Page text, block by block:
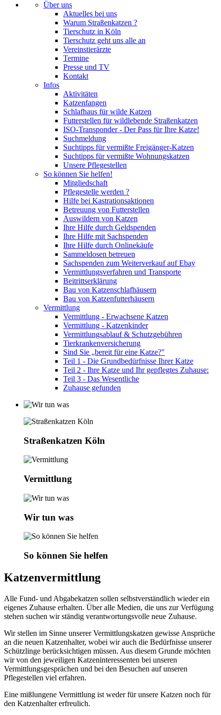
Über uns
Aktuelles bei uns
Warum Straßenkatzen ?
Tierschutz in Köln
Tierschutz geht uns alle an
Vereinstierärzte
Termine
Presse und TV
Kontakt
Infos
Aktivitäten
Katzenfangen
Schlafhaus für wilde Katzen
Futterstellen für wildlebende Straßenkatzen
ISO-Transponder - Der Pass für Ihre Katze!
Suchmeldung
Suchtipps für vermißte Freigänger-Katzen
Suchtipps für vermißte Wohnungskatzen
Unsere Pflegestellen
So können Sie helfen!
Mitgliedschaft
Pflegestelle werden ?
Hilfe bei Kastrationsaktionen
Betreuung von Futterstellen
Auswildern von Katzen
Ihre Hilfe durch Geldspenden
Ihre Hilfe mit Sachspenden
Ihre Hilfe durch Onlinekäufe
Sammeldosen betreuen
Sachspenden zum Weiterverkauf auf Ebay
Vermittlungsverfahren und Transporte
Beitrittserklärung
Bau von Katzenschlafhäusern
Bau von Katzenfutterhäusern
Vermittlung
Vermittlung - Erwachsene Katzen
Vermittlung - Katzenkinder
Vermittlungsablauf & Schutzgebühren
Tierkrankenversicherung
Sind Sie „bereit für eine Katze?"
Teil 1 - Die Grundbedürfnisse Ihrer Katze
Teil 2 - Ihre Katze und Ihr gepflegtes Zuhause:
Teil 3 - Das Wesentliche
Zuhause gefunden
Straßenkatzen Köln
Vermittlung
Wir tun was
So können Sie helfen
Katzenvermittlung
Alle Fund- und Abgabekatzen sollen selbstverständlich wieder ein
eigenes Zuhause erhalten. Über alle Medien, die uns zur Verfügung
stehen suchen wir ständig verantwortungsvolle neue Zuhause.
Wir stellen im Sinne unserer Vermittlungskatzen gewisse Ansprüche
an die neuen Katzenhalter, wobei wir auch die Bedürfnisse unserer
Schützlinge berücksichtigen müssen. Aus diesem Grunde möchten
wir von den jeweiligen Katzeninteressenten bei unseren
Vermittlungsgesprächen und bei den Besuchen auf unseren
Pflegestellen viel erfahren.
Eine mißlungene Vermittlung ist weder für unsere Katzen noch für
den Katzenhalter erfreulich.